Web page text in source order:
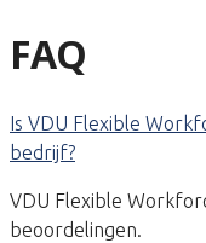
FAQ
Is VDU Flexible
bedrijf?
VDU Flexible
beoordelingen.